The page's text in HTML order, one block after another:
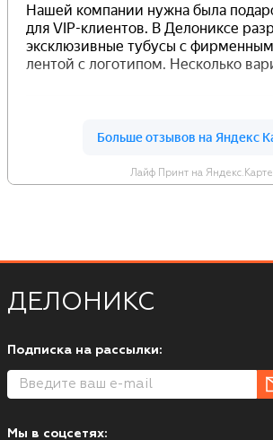
Лайф Принт на Яндекс.Карте
ДЕЛОНИКС
Подписка на рассылки:
Мы в соцсетях: